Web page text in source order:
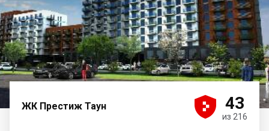
ЖК Престиж Таун 



 43
из 216